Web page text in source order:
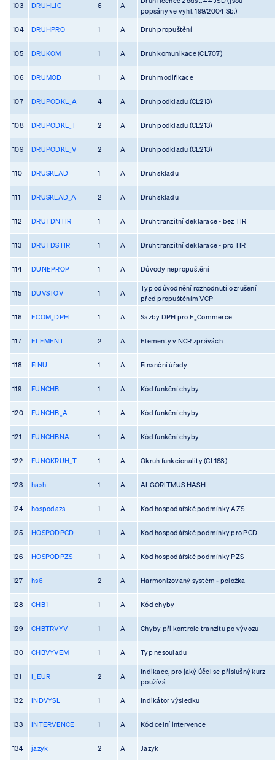
103 DRUHLIC 6 A
popsány ve vyhl. 199/2004 Sb.)
104 DRUHPRO 1 A Druh propuštění
105 DRUKOM 1 A Druh komunikace (CL707)
106 DRUMOD 1 A Druh modifikace
107 DRUPODKL_A 4 A Druh podkladu (CL213)
108 DRUPODKL_T 2 A Druh podkladu (CL213)
109 DRUPODKL_V 2 A Druh podkladu (CL213)
110 DRUSKLAD 1 A Druh skladu
111 DRUSKLAD_A 2 A Druh skladu
112 DRUTDNTIR 1 A Druh tranzitní deklarace - bez TIR
113 DRUTDSTIR 1 A Druh tranzitní deklarace - pro TIR
114 DUNEPROP 1 A Důvody nepropuštění
115 DUVSTOV 1 A
Typ odůvodnění rozhodnutí o zrušení
před propuštěním VCP
116 ECOM_DPH 1 A Sazby DPH pro E_Commerce
117 ELEMENT 2 A Elementy v NCR zprávách
118 FINU 1 A Finanční úřady
119 FUNCHB 1 A Kód funkční chyby
120 FUNCHB_A 1 A Kód funkční chyby
121 FUNCHBNA 1 A Kód funkční chyby
122 FUNOKRUH_T 1 A Okruh funkcionality (CL168)
123 hash 1 A ALGORITMUS HASH
124 hospodazs 1 A Kod hospodařské podmínky AZS
125 HOSPODPCD 1 A Kod hospodářské podmínky pro PCD
126 HOSPODPZS 1 A Kód hospodářské podmínky PZS
127 hs6 2 A Harmonizovaný systém - položka
128 CHB1 1 A Kód chyby
129 CHBTRVYV 1 A Chyby při kontrole tranzitu po vývozu
130 CHBVYVEM 1 A Typ nesouladu
131 I_EUR 2 A
Indikace, pro jaký účel se příslušný kurz
používá
132 INDVYSL 1 A Indikátor výsledku
133 INTERVENCE 1 A Kód celní intervence
134 jazyk 2 A Jazyk